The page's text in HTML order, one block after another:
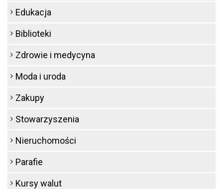
Edukacja
Biblioteki
Zdrowie i medycyna
Moda i uroda
Zakupy
Stowarzyszenia
Nieruchomości
Parafie
Kursy walut